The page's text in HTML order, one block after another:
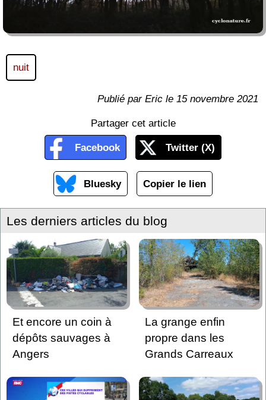
nuit
Publié par Eric le 15 novembre 2021
Partager cet article
Facebook Twitter (X)
Bluesky Copier le lien
Les derniers articles du blog
Et encore un coin à
dépôts sauvages à
Angers
La grange enfin
propre dans les
Grands Carreaux